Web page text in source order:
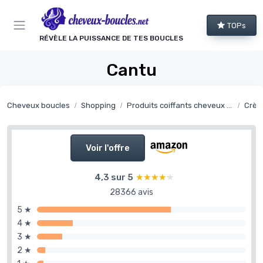
RÉVÈLE LA PUISSANCE DE TES BOUCLES
TOPs
Cantu
Cheveux boucles Shopping Produits coiffants cheveux bouclés
Voir l'offre
4,3 sur 5 ★★★★★
★★★★★
28366 avis
5 ★
4 ★
3 ★
2 ★
Panneau de gestion des cookies